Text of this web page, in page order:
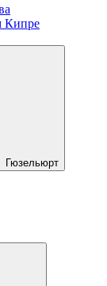
Кипре
Гюзельюрт